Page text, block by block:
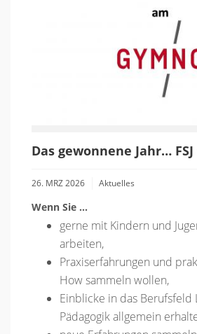
Das gewonnene Jahr…
26. MRZ 2026 Aktuelles
Wenn Sie ...
gerne mit Kindern und
arbeiten,
Praxiserfahrungen und
How sammeln wollen,
Einblicke in das Berufsfeld
Pädagogik allgemein